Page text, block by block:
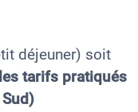
déjeuner) soit
tarifs pratiqués